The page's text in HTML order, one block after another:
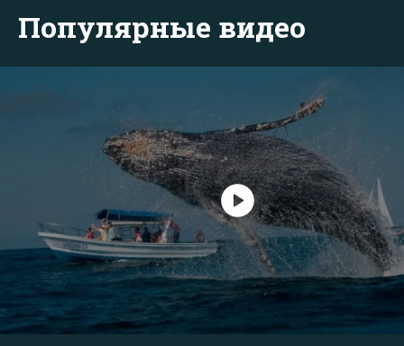
Популярные видео